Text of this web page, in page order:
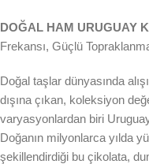
DOĞAL HAM URUGUAY
Frekansı, Güçlü
Doğal taşlar dünyasında
dışına çıkan, koleksiyon
varyasyonlardan biri
Doğanın milyonlarca yılda
şekillendirdiği bu çikolata,